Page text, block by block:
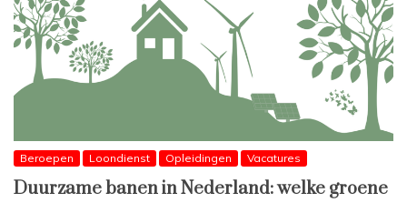
Beroepen Loondienst Opleidingen Vacatures
Duurzame banen in Nederland: welke groene